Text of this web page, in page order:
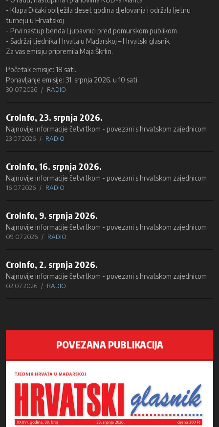
- Klapa Dičaki obilježila deset godina djelovanja i održala ljetnu
turneju u Hrvatskoj
- Prvi nastup benda Ljubavnici pred pomurskom publikom
- Sadržaj tjednika Hrvata u Mađarskoj – Hrvatski glasnik
Za vas emisiju pripremila Maja Škrlin.
Početak emisije: 18 sati.
Ponavljanje emisije: 31. srpnja 2026. u 10 sati.
30 07 2026 RADIO
CroInfo, 23. srpnja 2026.
Najnovije informacije četvrtkom - povezani s hrvatskom zajednicom
23 07 2026 RADIO
CroInfo, 16. srpnja 2026.
Najnovije informacije četvrtkom - povezani s hrvatskom zajednicom
16 07 2026 RADIO
CroInfo, 9. srpnja 2026.
Najnovije informacije četvrtkom - povezani s hrvatskom zajednicom
09 07 2026 RADIO
CroInfo, 2. srpnja 2026.
Najnovije informacije četvrtkom - povezani s hrvatskom zajednicom
02 07 2026 RADIO
POVEZANA PUBLIKACIJA